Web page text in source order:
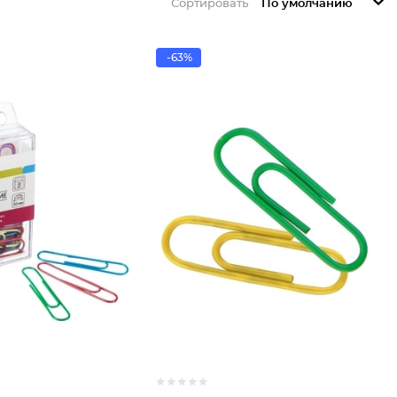
Сортировать По умолчанию
-63%